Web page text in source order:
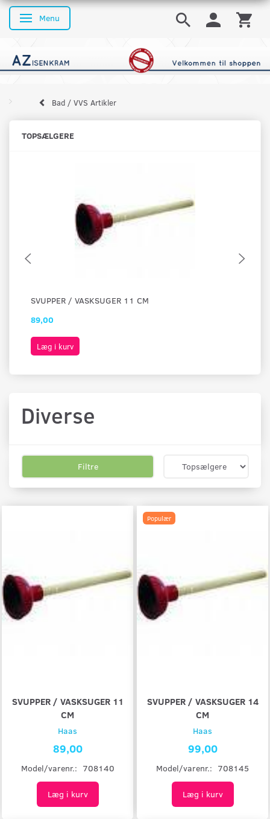
Skifte navigation
Menu
Bad / VVS Artikler
TOPSÆLGERE
SVUPPER / VASKSUGER 11 CM
89,00
Læg i kurv
Diverse
Filtre
SVUPPER / VASKSUGER 11
CM
Haas
89,00
Model/varenr.: 708140
Læg i kurv
Populær
SVUPPER / VASKSUGER 14
CM
Haas
99,00
Model/varenr.: 708145
Læg i kurv